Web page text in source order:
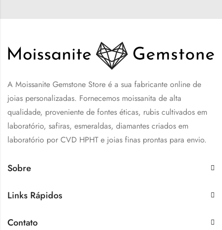
A Moissanite Gemstone Store é a sua fabricante online de
joias personalizadas. Fornecemos moissanita de alta
qualidade, proveniente de fontes éticas, rubis cultivados em
laboratório, safiras, esmeraldas, diamantes criados em
laboratório por CVD HPHT e joias finas prontas para envio.
Sobre
Links Rápidos
Contato